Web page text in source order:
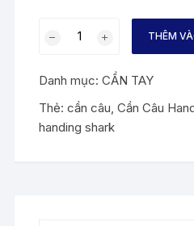
SHARK
số
lượng
THÊM
Danh mục:CẦN TAY
Thẻ:cần câu,Cần Câu
handing shark